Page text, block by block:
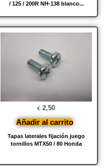
/ 125 / 200R NH-138 blanco...
Tapas laterales fijación juego
tornillos MTX50 / 80 Honda
€ 2,50
Añadir al carrito